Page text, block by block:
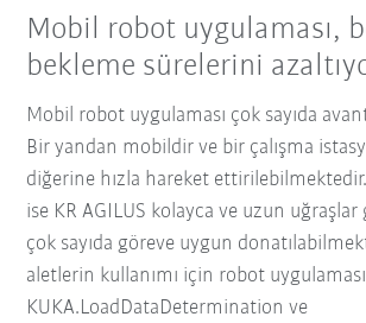
Mobil robot uygulaması,
bekleme sürelerini
Mobil robot uygulaması çok sayıda
Bir yandan mobildir ve bir çalışma
diğerine hızla hareket
ise KR AGILUS kolayca ve uzun
çok sayıda göreve uygun
aletlerin kullanımı için robot uygulaması
KUKA.LoadDataDetermination ve